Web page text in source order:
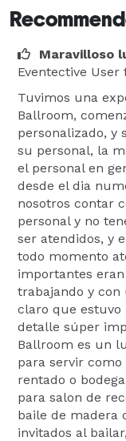
Maravilloso
Eventective User
Tuvimos una
Ballroom,
personalizado, y
su personal, la
el personal en
desde el dia
nosotros contar
personal y no
ser atendidos, y
todo momento
importantes
trabajando y
claro que estuvo
detalle súper
Ballroom es un
para servir
rentado o
para salon de
baile de madera
invitados al